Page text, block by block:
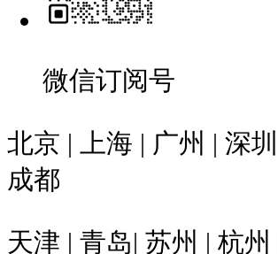
微信订阅号
北京 | 上海 | 广州 | 深
成都
天津 | 青岛| 苏州 | 杭州